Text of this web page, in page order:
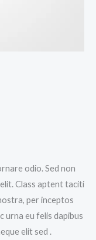
odio. Sed non
Class aptent taciti
per inceptos
urna eu felis dapibus
elit sed .